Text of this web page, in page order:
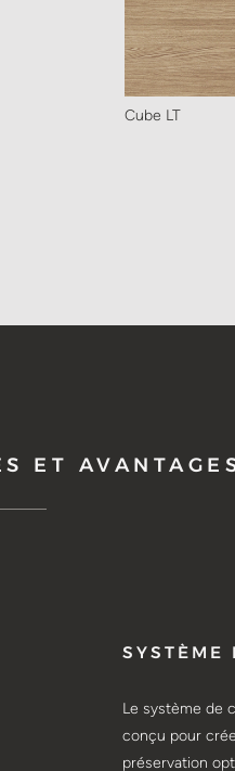
Cube LT
ET
SYSTÈME
Le système de
conçu pour
préservation